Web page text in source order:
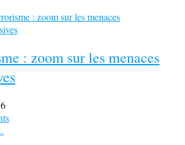
: zoom sur les menaces